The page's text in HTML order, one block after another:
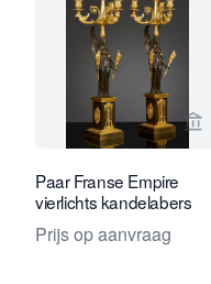
Paar Franse Empire
vierlichts kandelabers
Prijs op aanvraag